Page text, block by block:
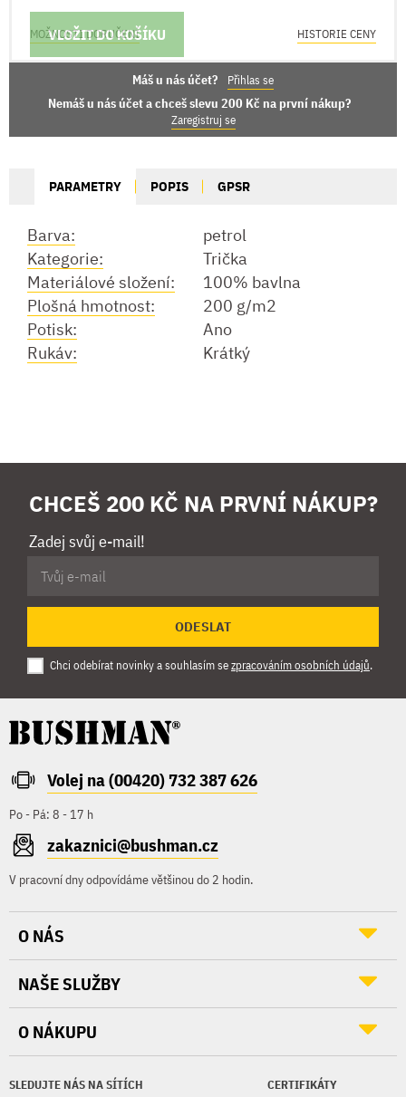
VLOŽIT DO KOŠÍKU
MOŽNOSTI DORUČENÍ HISTORIE CENY
Máš u nás účet? Přihlas se
Nemáš u nás účet a chceš slevu 200 Kč na první nákup?
Zaregistruj se
PARAMETRY POPIS GPSR
Barva:
petrol
Kategorie:
Trička
Materiálové složení:
100% bavlna
Plošná hmotnost:
200 g/m2
Potisk:
Ano
Rukáv:
Krátký
CHCEŠ 200 KČ NA PRVNÍ NÁKUP?
Zadej svůj e-mail!
ODESLAT
Chci odebírat novinky a souhlasím sezpracováním osobních údajů.
Volej na (00420) 732 387 626
Po - Pá: 8 - 17 h
zakaznici@bushman.cz
V pracovní dny odpovídáme většinou do 2 hodin.
SLEDUJTE NÁS NA SÍTÍCH CERTIFIKÁTY
O NÁS
NAŠE SLUŽBY
O NÁKUPU